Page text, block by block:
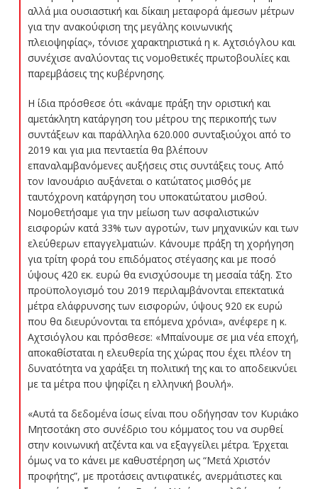
αλλά μια ουσιαστική και δίκαιη μεταφορά άμεσων μέτρων
για την ανακούφιση της μεγάλης κοινωνικής
πλειοψηφίας», τόνισε χαρακτηριστικά η κ. Αχτσιόγλου και
συνέχισε αναλύοντας τις νομοθετικές πρωτοβουλίες και
παρεμβάσεις της κυβέρνησης.
Η ίδια πρόσθεσε ότι «κάναμε πράξη την οριστική και
αμετάκλητη κατάργηση του μέτρου της περικοπής των
συντάξεων και παράλληλα 620.000 συνταξιούχοι από το
2019 και για μια πενταετία θα βλέπουν
επαναλαμβανόμενες αυξήσεις στις συντάξεις τους. Από
τον Ιανουάριο αυξάνεται ο κατώτατος μισθός με
ταυτόχρονη κατάργηση του υποκατώτατου μισθού.
Νομοθετήσαμε για την μείωση των ασφαλιστικών
εισφορών κατά 33% των αγροτών, των μηχανικών και των
ελεύθερων επαγγελματιών. Κάνουμε πράξη τη χορήγηση
για τρίτη φορά του επιδόματος στέγασης και με ποσό
ύψους 420 εκ. ευρώ θα ενισχύσουμε τη μεσαία τάξη. Στο
προϋπολογισμό του 2019 περιλαμβάνονται επεκτατικά
μέτρα ελάφρυνσης των εισφορών, ύψους 920 εκ ευρώ
που θα διευρύνονται τα επόμενα χρόνια», ανέφερε η κ.
Αχτσιόγλου και πρόσθεσε: «Μπαίνουμε σε μια νέα εποχή,
αποκαθίσταται η ελευθερία της χώρας που έχει πλέον τη
δυνατότητα να χαράξει τη πολιτική της και το αποδεικνύει
με τα μέτρα που ψηφίζει η ελληνική βουλή».
«Αυτά τα δεδομένα ίσως είναι που οδήγησαν τον Κυριάκο
Μητσοτάκη στο συνέδριο του κόμματος του να συρθεί
στην κοινωνική ατζέντα και να εξαγγείλει μέτρα. Έρχεται
όμως να το κάνει με καθυστέρηση ως “Μετά Χριστόν
προφήτης”, με προτάσεις αντιφατικές, ανερμάτιστες και